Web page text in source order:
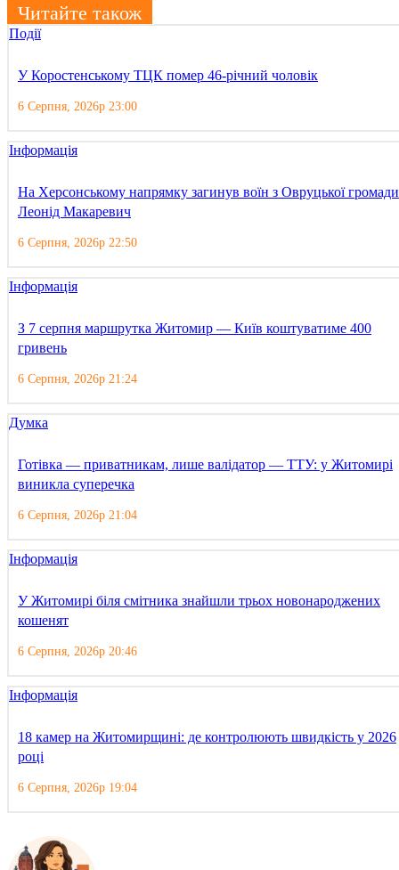
Читайте також
Події
У Коростенському ТЦК помер 46-річний чоловік
6 Серпня, 2026р 23:00
Інформація
На Херсонському напрямку загинув воїн з Овруцької громади
Леонід Макаревич
6 Серпня, 2026р 22:50
Інформація
З 7 серпня маршрутка Житомир — Київ коштуватиме 400
гривень
6 Серпня, 2026р 21:24
Думка
Готівка — приватникам, лише валідатор — ТТУ: у Житомирі
виникла суперечка
6 Серпня, 2026р 21:04
Інформація
У Житомирі біля смітника знайшли трьох новонароджених
кошенят
6 Серпня, 2026р 20:46
Інформація
18 камер на Житомирщині: де контролюють швидкість у 2026
році
6 Серпня, 2026р 19:04